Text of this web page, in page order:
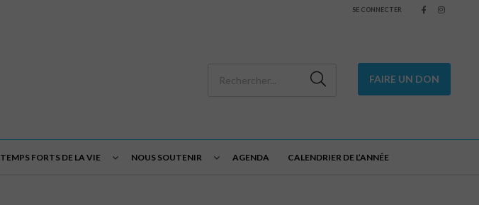
SE CONNECTER
FAIRE UN DON
TEMPS FORTS DE LA VIE NOUS SOUTENIR AGENDA CALENDRIER DE L’ANNÉE